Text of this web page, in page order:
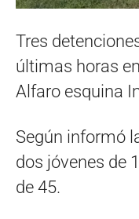
Tres
últimas horas
Alfaro esquina
Según informó
dos jóvenes de
de 45.